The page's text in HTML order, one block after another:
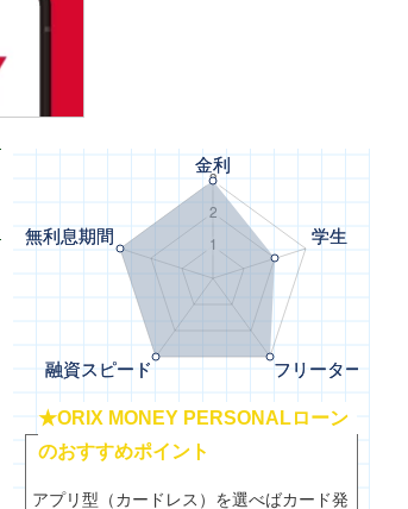
★ORIX MONEY PERSONALローン
のおすすめポイント
アプリ型（カードレス）を選べばカード発